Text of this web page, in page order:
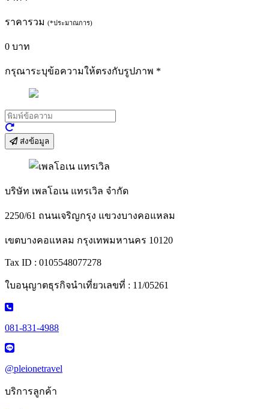
ราคารวม (*ประมาณการ)
0 บาท
กรุณาระบุข้อความให้ตรงกับรูปภาพ *
ส่งข้อมูล
บริษัท เพลโอเน แทรเวิล จำกัด
2250/61 ถนนเจริญกรุง แขวงบางคอแหลม
เขตบางคอแหลม กรุงเทพมหานคร 10120
Tax ID : 0105548077278
ใบอนุญาตธุรกิจนำเที่ยวเลขที่ : 11/05261
081-831-4988
@pleionetravel
บริการลูกค้า